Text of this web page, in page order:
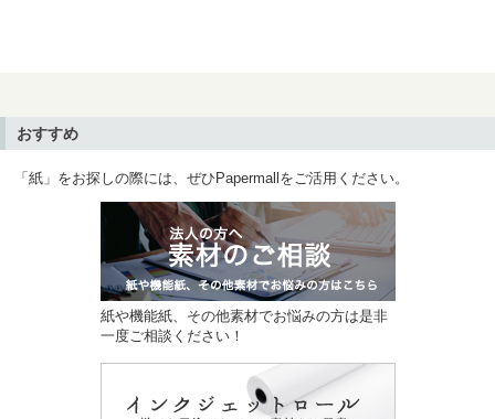
おすすめ
「紙」をお探しの際には、ぜひPapermallをご活用ください。
紙や機能紙、その他素材でお悩みの方は是非
一度ご相談ください！